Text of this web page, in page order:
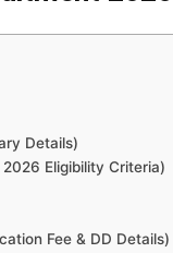
Details)
2026 Eligibility Criteria)
Fee & DD Details)